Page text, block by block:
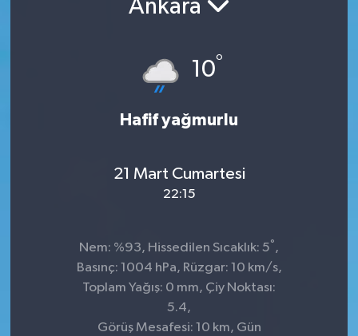
Ankara
10°
Hafif yağmurlu
21 Mart Cumartesi
22:15
Nem: %93, Hissedilen Sıcaklık: 5° ,
Basınç: 1004 hPa, Rüzgar: 10 km/s,
Toplam Yağış: 0 mm, Çiy Noktası:
5.4,
Görüş Mesafesi: 10 km, Gün